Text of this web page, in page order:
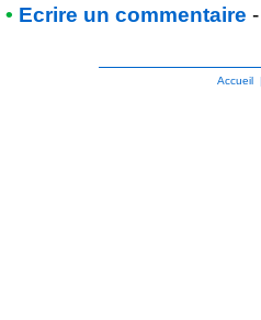
• Ecrire un commentaire -
Accueil